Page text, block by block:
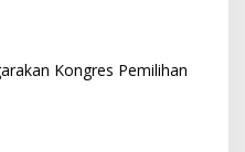
Kongres Pemilihan